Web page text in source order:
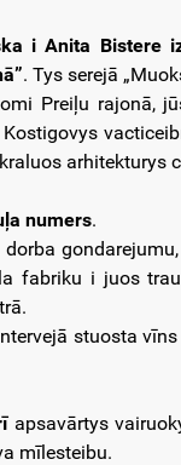
i Anita Bistere
. Tys serejā
Preiļu rajonā,
arhitekturys
numers.
fabriku i juos
stuosta
apsavārtys
mīlesteibu.